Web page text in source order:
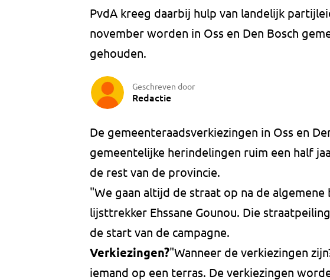
PvdA kreeg daarbij hulp van landelijk
november worden in Oss en Den Bosch
gehouden.
Geschreven door
Redactie
De gemeenteraadsverkiezingen in Oss en
gemeentelijke herindelingen ruim een half
de rest van de provincie.
"We gaan altijd de straat op na de
lijsttrekker Ehssane Gounou. Die
de start van de campagne.
Verkiezingen?"Wanneer de verkiezingen
iemand op een terras. De verkiezingen